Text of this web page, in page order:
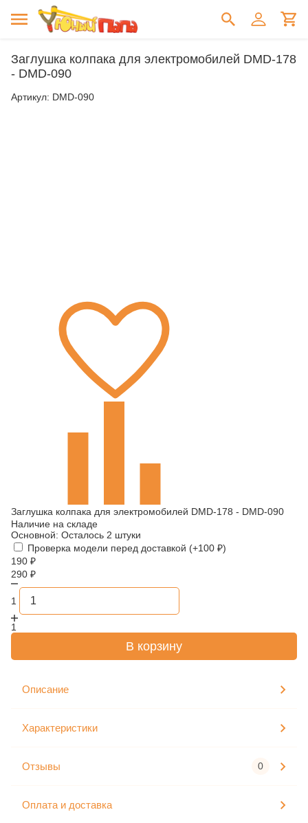
Заглушка колпака для электромобилей DMD-178
- DMD-090
Артикул: DMD-090
Заглушка колпака для электромобилей DMD-178 - DMD-090
Наличие на складе
Основной: Осталось 2 штуки
Проверка модели перед доставкой (+100 ₽)
190 ₽
290 ₽
1
1
В корзину
Описание
Характеристики
Отзывы 0
Оплата и доставка